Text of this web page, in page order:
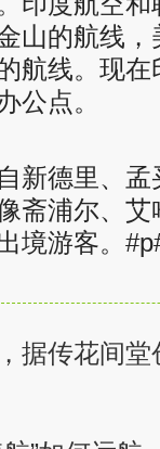
山的航线
航线。现
公点。
新德里、
斋浦尔、
境游客。
据传花间